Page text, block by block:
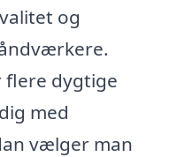
og
flere dygtige
med
vælger man